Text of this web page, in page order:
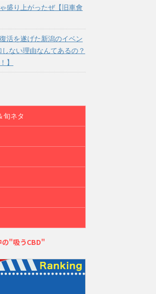
盛り上がったぜ【旧車會
活を遂げた新潟のイベン
ない理由なんてあるの？
】
旬ネタ
の"吸うCBD"